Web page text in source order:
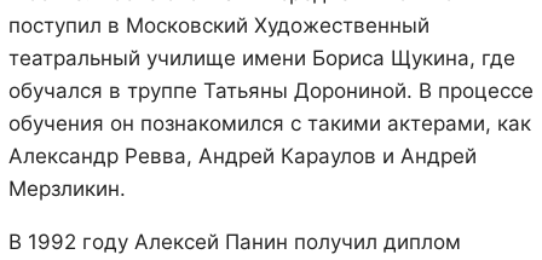
поступил в Московский Художественный
театральный училище имени Бориса Щукина, где
обучался в труппе Татьяны Дорониной. В процессе
обучения он познакомился с такими актерами, как
Александр Ревва, Андрей Караулов и Андрей
Мерзликин.
В 1992 году Алексей Панин получил диплом